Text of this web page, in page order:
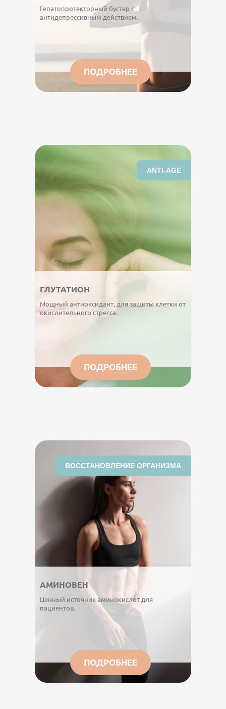
Гепатопротекторный бустер с
антидепрессивным действием.
ПОДРОБНЕЕ
ANTI-AGE
ГЛУТАТИОН
Мощный антиоксидант, для защиты клетки от
окислительного стресса.
ПОДРОБНЕЕ
ВОССТАНОВЛЕНИЕ ОРГАНИЗМА
АМИНОВЕН
Ценный источник аминокислот для
пациентов.
ПОДРОБНЕЕ